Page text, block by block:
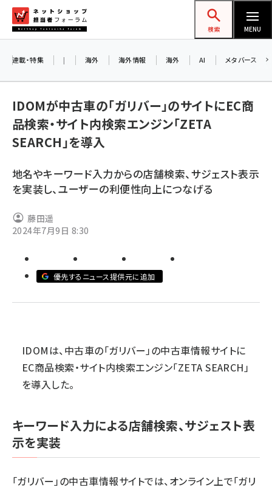
ン
ネットショップ担当者フォーラム
検索 MENU
amazon (2253)
楽天 (1873)
アスクル (1122)
ビィ・フォアード (776)
連載・特集 | 海外 海外情報 海外 AI メタバース
IDOMが中古車の「ガリバー」のサイトにEC商
品検索・サイト内検索エンジン「ZETA
SEARCH」を導入
地名やキーワード入力からの店舗検索、サジェスト表示
を実装し、ユーザーの利便性向上につなげる
藤田遥
2024年7月9日 8:30
優先するニュース提供元に追加
IDOMは、中古車の「ガリバー」の中古車情報サイトに
EC商品検索・サイト内検索エンジン「ZETA SEARCH」
を導入した。
キーワード入力による店舗検索、サジェスト表
示を実装
「ガリバー」の中古車情報サイトでは、オンライン上で「ガリ